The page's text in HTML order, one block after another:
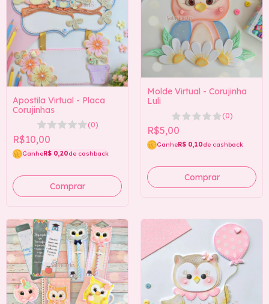
Apostila Virtual - Placa
Corujinhas
(0)
R$10,00
GanheR$ 0,20de cashback
Molde Virtual - Corujinha
Luli
(0)
R$5,00
GanheR$ 0,10de cashback